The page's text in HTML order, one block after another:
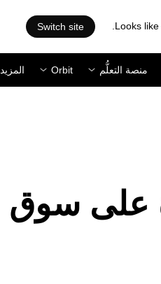
Looks
Switch site
منصة التعلُّم Orbit المزيد
على سوق